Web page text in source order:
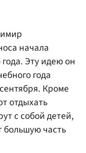
начала
Эту идею он
года
Кроме
отдыхать
с собой детей,
большую часть